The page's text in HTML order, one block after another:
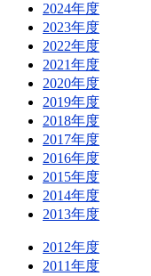
2024年度
2023年度
2022年度
2021年度
2020年度
2019年度
2018年度
2017年度
2016年度
2015年度
2014年度
2013年度
2012年度
2011年度